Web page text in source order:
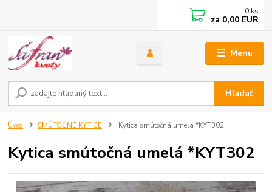
Menu
Hľadať
0 ks
za 0,00 EUR
Úvod SMÚTOČNÉ KYTICE Kytica smútočná umelá *KYT302
Kytica smútočná umelá *KYT302